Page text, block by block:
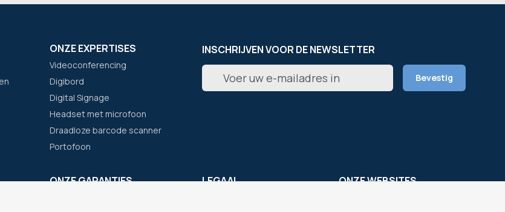
ONZE EXPERTISES
Videoconferencing
Digibord
Digital Signage
Headset met microfoon
Draadloze barcode scanner
Portofoon
INSCHRIJVEN VOOR DE NEWSLETTER
Abonneer
op
Bevestig
ONZE GARANTIES LEGAAL ONZE WEBSITES